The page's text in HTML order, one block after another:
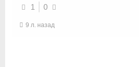
1 0
9 л. назад